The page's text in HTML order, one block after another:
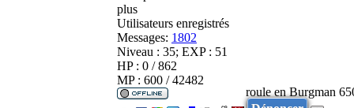
plus
Utilisateurs enregistrés
Messages: 1802
Niveau : 35; EXP : 51
HP : 0 / 862
MP : 600 / 42482
roule en Burgman